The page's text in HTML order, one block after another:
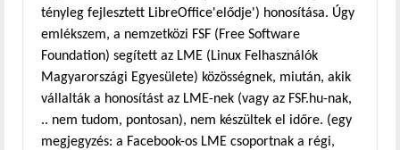
tényleg fejlesztett LibreOffice'elődje') honosítása. Úgy
emlékszem, a nemzetközi FSF (Free Software
Foundation) segített az LME (Linux Felhasználók
Magyarországi Egyesülete) közösségnek, miután, akik
vállalták a honosítást az LME-nek (vagy az FSF.hu-nak,
.. nem tudom, pontosan), nem készültek el időre. (egy
megjegyzés: a Facebook-os LME csoportnak a régi,